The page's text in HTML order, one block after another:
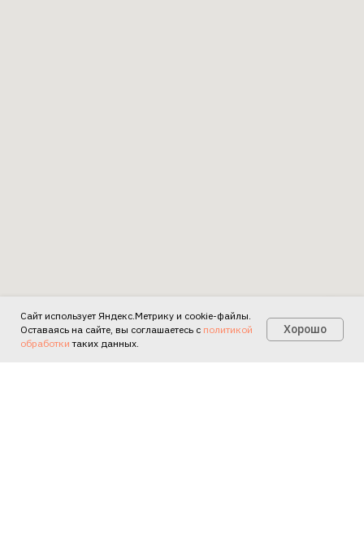
Есть вопросы?
Сайт использует Яндекс.Метрику и cookie-файлы.
Оставаясь на сайте, вы соглашаетесь с политикой
обработки таких данных.
Хорошо